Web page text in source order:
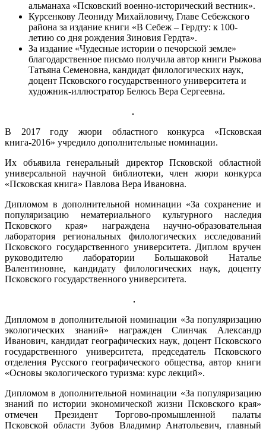
альманаха «Псковский военно-исторический вестник».
Курсенкову Леониду Михайловичу, Главе Себежского
района за издание книги «В Себеж – Гердту: к 100-
летию со дня рождения Зиновия Гердта».
За издание «Чудесные истории о печорской земле»
благодарственное письмо получила автор книги Рыжова
Татьяна Семеновна, кандидат филологических наук,
доцент Псковского государственного университета и
художник-иллюстратор Белюсь Вера Сергеевна.
В 2017 году жюри областного конкурса «Псковская
книга-2016» учредило дополнительные номинации.
Их объявила генеральный директор Псковской областной
универсальной научной библиотеки, член жюри конкурса
«Псковская книга» Павлова Вера Ивановна.
Дипломом в дополнительной номинации «За сохранение и
популяризацию нематериального культурного наследия
Псковского края» награждена научно-образовательная
лаборатория региональных филологических исследований
Псковского государственного университета. Диплом вручен
руководителю лаборатории Большаковой Наталье
Валентиновне, кандидату филологических наук, доценту
Псковского государственного университета.
Дипломом в дополнительной номинации «За популяризацию
экологических знаний» награжден Слинчак Александр
Иванович, кандидат географических наук, доцент Псковского
государственного университета, председатель Псковского
отделения Русского географического общества, автор книги
«Основы экологического туризма: курс лекций».
Дипломом в дополнительной номинации «За популяризацию
знаний по истории экономической жизни Псковского края»
отмечен Президент Торгово-промышленной палаты
Псковской области Зубов Владимир Анатольевич, главный